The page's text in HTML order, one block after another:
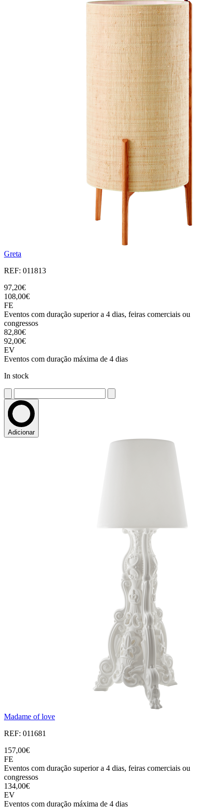
Greta
REF: 011813
97,20€
108,00€
FE
Eventos com duração superior a 4 dias, feiras comerciais ou
congressos
82,80€
92,00€
EV
Eventos com duração máxima de 4 dias
In stock
Adicionar
Madame of love
REF: 011681
157,00€
FE
Eventos com duração superior a 4 dias, feiras comerciais ou
congressos
134,00€
EV
Eventos com duração máxima de 4 dias